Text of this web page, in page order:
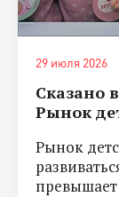
29 июля 2026
Сказано
Рынок
Рынок
превышает